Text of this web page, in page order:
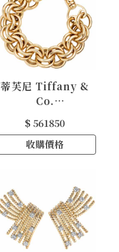
蒂芙尼 Tiffany &
Co.
Schlumberger 系
列 18K黃金 Bull
Swivel 手鍊
$ 561850
收購價格